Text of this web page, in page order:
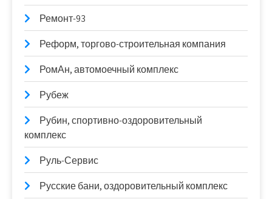
Ремонт-93
Реформ, торгово-строительная компания
РомАн, автомоечный комплекс
Рубеж
Рубин, спортивно-оздоровительный
комплекс
Руль-Сервис
Русские бани, оздоровительный комплекс